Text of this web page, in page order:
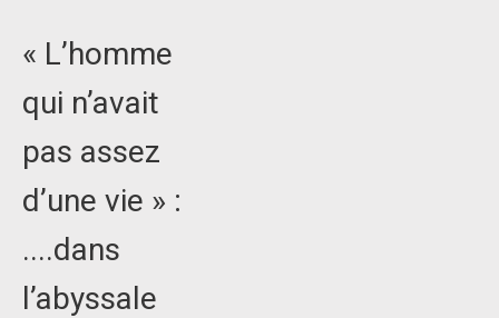
« L’homme
qui n’avait
pas assez
d’une vie » :
....dans
l’abyssale